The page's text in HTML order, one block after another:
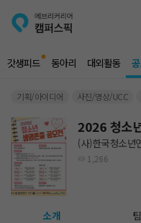
갓생피드 동아리 대외활동
기획/아이디어 사진/영상/UCC
2026 청소
(사)한국청소년
1,266
소개